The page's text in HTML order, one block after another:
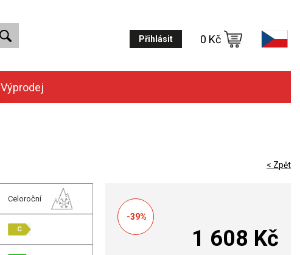
Přihlásit 0 Kč
Výprodej
< Zpět
Celoroční
C
-39%
1 608 Kč